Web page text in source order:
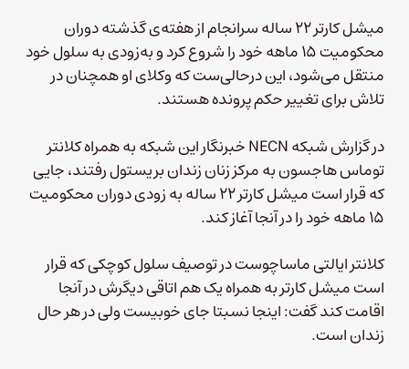
میشل کارتر ۲۲ ساله سرانجام از هفته‌ی گذشته دوران
محکومیت ۱۵ ماهه خود را شروع کرد و به‌زودی به سلول خود
منتقل می‌شود، این درحالی‌ست که وکلای او همچنان در
تلاش برای تغییر حکم پرونده هستند.
در گزارش شبکه NECN خبرنگار این شبکه به همراه کلانتر
توماس هاجسون به مرکز زنان زندان بریستول رفتند، جایی
که قرار است میشل کارتر ۲۲ ساله به زودی دوران محکومیت
۱۵ ماهه خود را در آنجا آغاز کند.
کلانتر ایالتی ماساچوست در توصیف سلول کوچکی که قرار
است میشل کارتر به همراه یک هم اتاقی دیگرش در آنجا
اقامت کند گفت: اینجا نسبتا جای خوبیست ولی در هر حال
زندان است.